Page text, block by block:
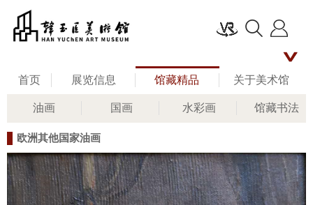
首页 展览信息 馆藏精品 关于美术馆
油画 国画 水彩画 馆藏书法
名家评说
公共教育 联系我们 留言板
欧洲其他国家油画